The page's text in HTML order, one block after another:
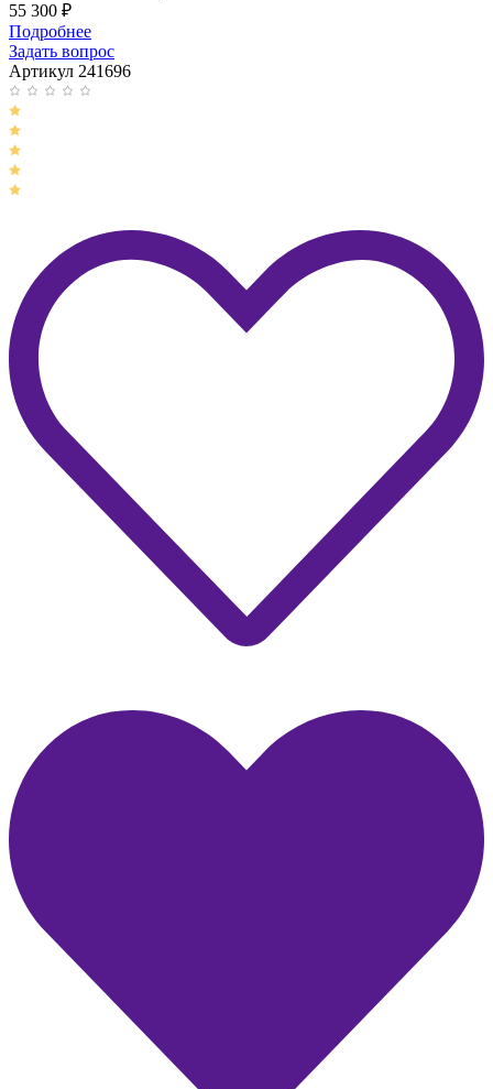
55 300 ₽
Подробнее
Задать вопрос
Артикул 241696